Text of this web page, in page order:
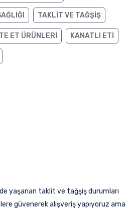
TAKLIT VE TAĞŞIŞ
ET ÜRÜNLERI KANATLI ETI
yaşanan taklit ve tağşiş durumları
güvenerek alışveriş yapıyoruz ama